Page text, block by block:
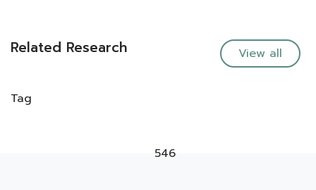
Related Research View all
Tag
546